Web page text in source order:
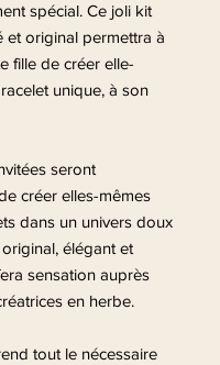
spécial. Ce joli kit
et original permettra à
fille de créer elle-
unique, à son
seront
créer elles-mêmes
dans un univers doux
élégant et
sensation auprès
en herbe.
tout le nécessaire